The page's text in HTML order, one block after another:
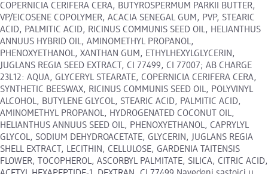
COPERNICIA CERIFERA CERA, BUTYROSPERMUM PARKII BUTTER,
VP/EICOSENE COPOLYMER, ACACIA SENEGAL GUM, PVP, STEARIC
ACID, PALMITIC ACID, RICINUS COMMUNIS SEED OIL, HELIANTHUS
ANNUUS HYBRID OIL, AMINOMETHYL PROPANOL,
PHENOXYETHANOL, XANTHAN GUM, ETHYLHEXYLGLYCERIN,
JUGLANS REGIA SEED EXTRACT, CI 77499, CI 77007; AB CHARGE
23L12: AQUA, GLYCERYL STEARATE, COPERNICIA CERIFERA CERA,
SYNTHETIC BEESWAX, RICINUS COMMUNIS SEED OIL, POLYVINYL
ALCOHOL, BUTYLENE GLYCOL, STEARIC ACID, PALMITIC ACID,
AMINOMETHYL PROPANOL, HYDROGENATED COCONUT OIL,
HELIANTHUS ANNUUS SEED OIL, PHENOXYETHANOL, CAPRYLYL
GLYCOL, SODIUM DEHYDROACETATE, GLYCERIN, JUGLANS REGIA
SHELL EXTRACT, LECITHIN, CELLULOSE, GARDENIA TAITENSIS
FLOWER, TOCOPHEROL, ASCORBYL PALMITATE, SILICA, CITRIC ACID,